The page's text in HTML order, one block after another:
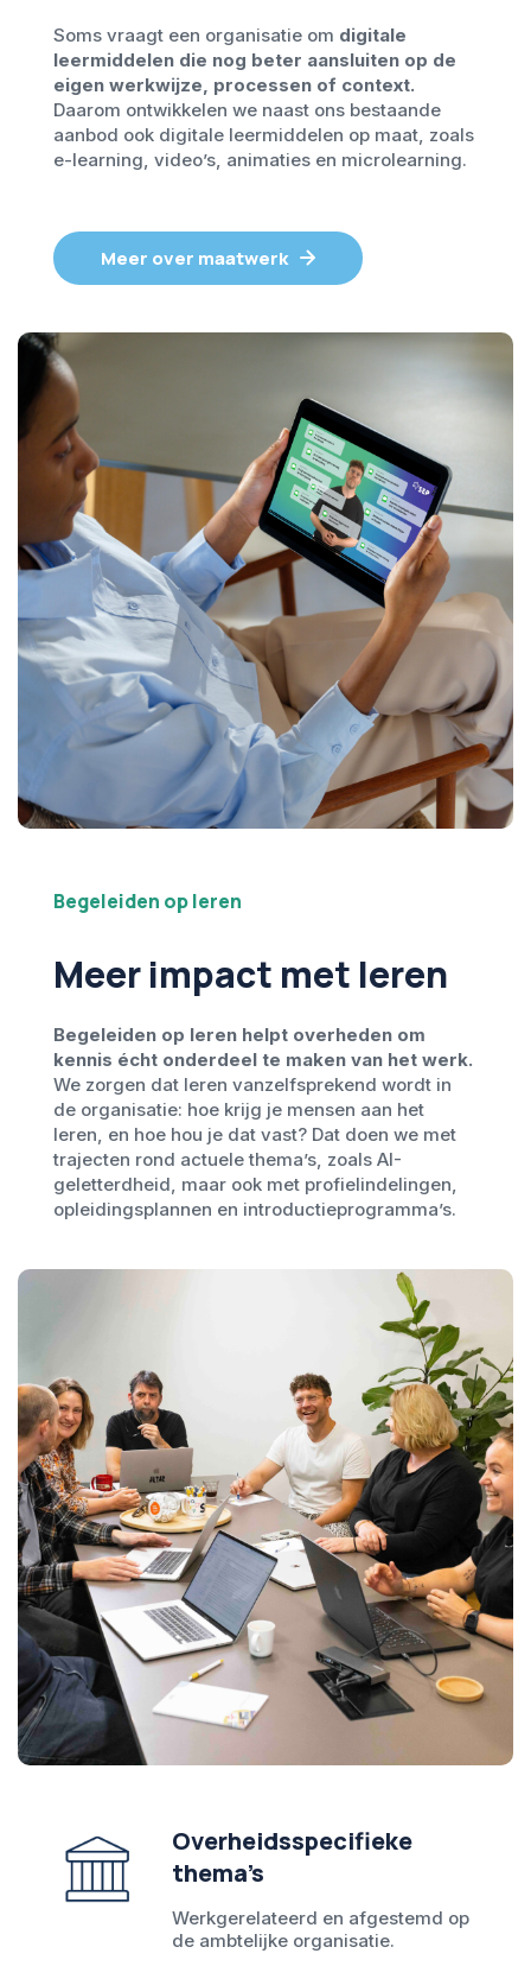
Soms vraagt een organisatie om digitale
leermiddelen die nog beter aansluiten op de
eigen werkwijze, processen of context.
Daarom ontwikkelen we naast ons bestaande
aanbod ook digitale leermiddelen op maat, zoals
e-learning, video’s, animaties en microlearning.
Meer over maatwerk
Begeleiden op leren
Meer impact met leren
Begeleiden op leren helpt overheden om
kennis écht onderdeel te maken van het werk.
We zorgen dat leren vanzelfsprekend wordt in
de organisatie: hoe krijg je mensen aan het
leren, en hoe hou je dat vast? Dat doen we met
trajecten rond actuele thema’s, zoals AI-
geletterdheid, maar ook met profielindelingen,
opleidingsplannen en introductieprogramma’s.
Overheidsspecifieke
thema’s
Werkgerelateerd en afgestemd op
de ambtelijke organisatie.